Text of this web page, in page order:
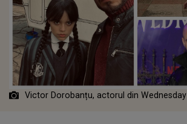
Victor Dorobanțu, actorul din Wednesday